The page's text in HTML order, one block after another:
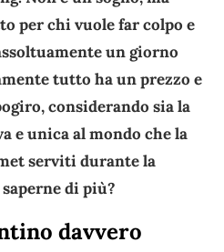
per chi vuole far colpo e
un giorno
tutto ha un prezzo e
considerando sia la
e unica al mondo che la
serviti durante la
di più?
davvero